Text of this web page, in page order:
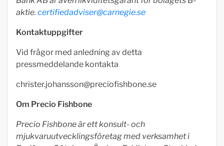
aktie. certifiedadviser@carnegie.se
Kontaktuppgifter
Vid frågor med anledning av detta
pressmeddelande kontakta
christer.johansson@preciofishbone.se
Om Precio Fishbone
Precio Fishbone är ett konsult- och
mjukvaruutvecklingsföretag med verksamhet i